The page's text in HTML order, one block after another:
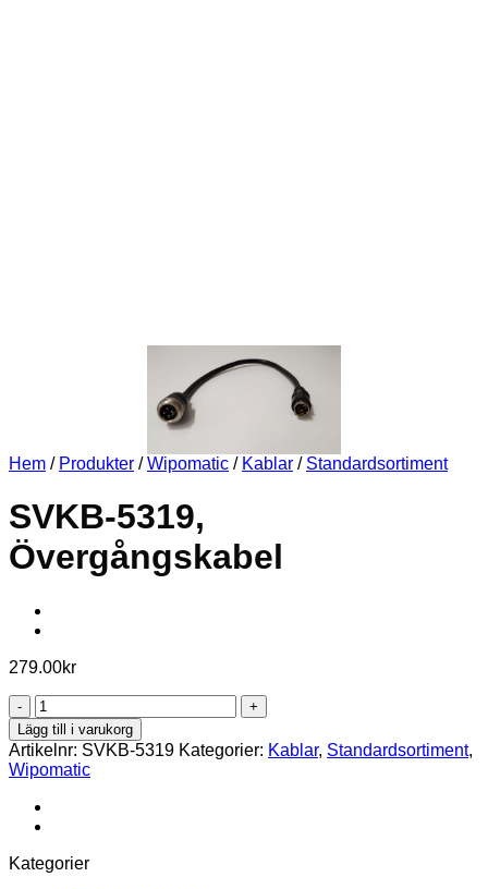
Hem / Produkter / Wipomatic / Kablar / Standardsortiment
SVKB-5319,
Övergångskabel
279.00kr
SVKB-
5319,
Övergångskabel
mängd
Lägg till i varukorg
Artikelnr: SVKB-5319 Kategorier: Kablar, Standardsortiment,
Wipomatic
Kategorier